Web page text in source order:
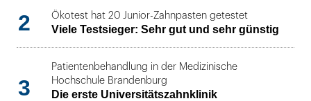
2 Ökotest hat 20 Junior-Zahnpasten getestet
Viele Testsieger: Sehr gut und sehr günstig
3
Patientenbehandlung in der Medizinische
Hochschule Brandenburg
Die erste Universitätszahnklinik